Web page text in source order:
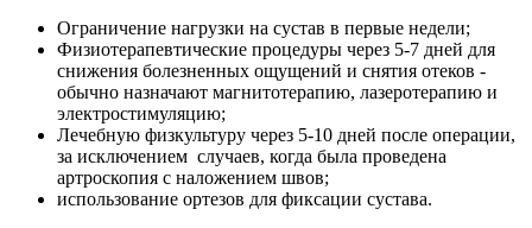
Ограничение нагрузки на сустав в первые недели;
Физиотерапевтические процедуры через 5-7 дней для
снижения болезненных ощущений и снятия отеков -
обычно назначают магнитотерапию, лазеротерапию и
электростимуляцию;
Лечебную физкультуру через 5-10 дней после операции,
за исключением случаев, когда была проведена
артроскопия с наложением швов;
использование ортезов для фиксации сустава.